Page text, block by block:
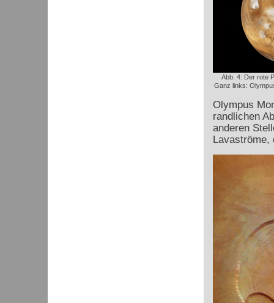
Abb. 4: Der rote
Ganz links:
Olympus
randlichen
anderen
Lavaströme,